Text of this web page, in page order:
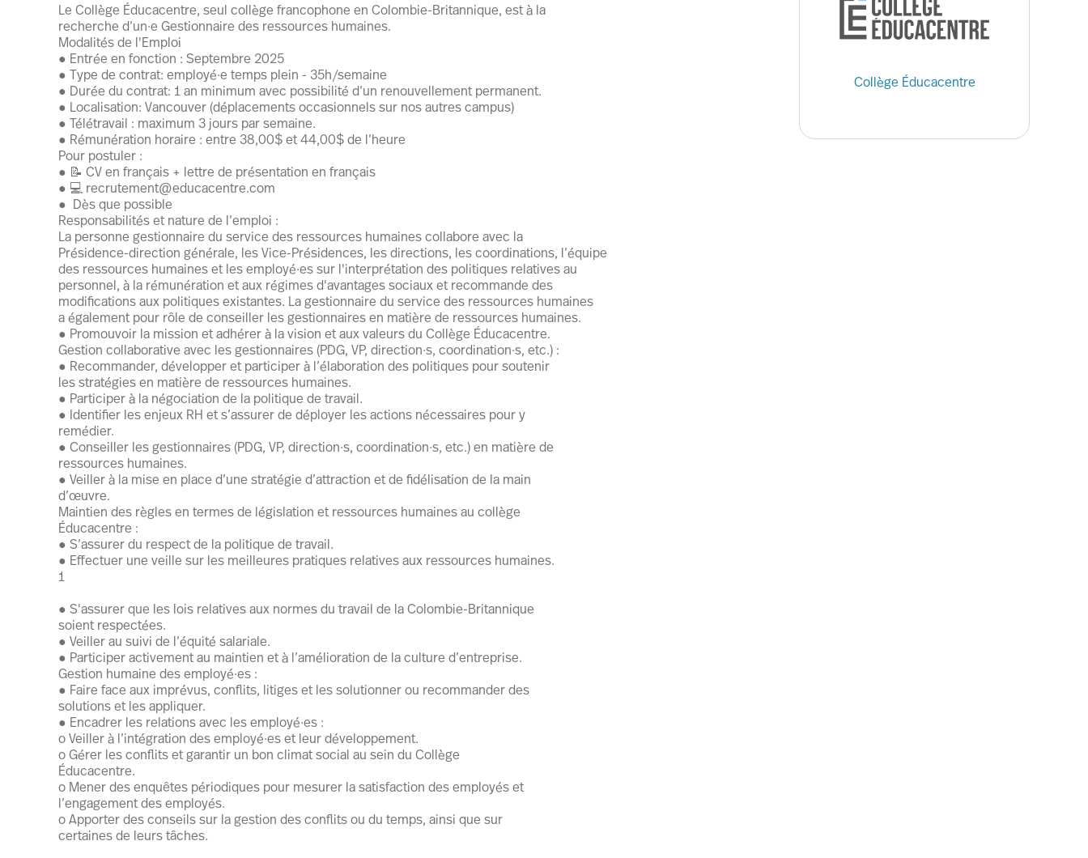
Le Collège Éducacentre, seul collège francophone en Colombie-Britannique, est à la
recherche d’un·e Gestionnaire des ressources humaines.
Modalités de l'Emploi
● Entrée en fonction : Septembre 2025
● Type de contrat: employé·e temps plein - 35h/semaine
● Durée du contrat: 1 an minimum avec possibilité d’un renouvellement permanent.
● Localisation: Vancouver (déplacements occasionnels sur nos autres campus)
● Télétravail : maximum 3 jours par semaine.
● Rémunération horaire : entre 38,00$ et 44,00$ de l’heure
Pour postuler :
● 📝 CV en français + lettre de présentation en français
● 💻 recrutement@educacentre.com
● ️ Dès que possible
Responsabilités et nature de l’emploi :
La personne gestionnaire du service des ressources humaines collabore avec la
Présidence-direction générale, les Vice-Présidences, les directions, les coordinations, l’équipe
des ressources humaines et les employé·es sur l'interprétation des politiques relatives au
personnel, à la rémunération et aux régimes d'avantages sociaux et recommande des
modifications aux politiques existantes. La gestionnaire du service des ressources humaines
a également pour rôle de conseiller les gestionnaires en matière de ressources humaines.
● Promouvoir la mission et adhérer à la vision et aux valeurs du Collège Éducacentre.
Gestion collaborative avec les gestionnaires (PDG, VP, direction·s, coordination·s, etc.) :
● Recommander, développer et participer à l’élaboration des politiques pour soutenir
les stratégies en matière de ressources humaines.
● Participer à la négociation de la politique de travail.
● Identifier les enjeux RH et s’assurer de déployer les actions nécessaires pour y
remédier.
● Conseiller les gestionnaires (PDG, VP, direction·s, coordination·s, etc.) en matière de
ressources humaines.
● Veiller à la mise en place d’une stratégie d’attraction et de fidélisation de la main
d’œuvre.
Maintien des règles en termes de législation et ressources humaines au collège
Éducacentre :
● S’assurer du respect de la politique de travail.
● Effectuer une veille sur les meilleures pratiques relatives aux ressources humaines.
1
● S'assurer que les lois relatives aux normes du travail de la Colombie-Britannique
soient respectées.
● Veiller au suivi de l’équité salariale.
● Participer activement au maintien et à l’amélioration de la culture d’entreprise.
Gestion humaine des employé·es :
● Faire face aux imprévus, conflits, litiges et les solutionner ou recommander des
solutions et les appliquer.
● Encadrer les relations avec les employé·es :
o Veiller à l’intégration des employé·es et leur développement.
o Gérer les conflits et garantir un bon climat social au sein du Collège
Éducacentre.
o Mener des enquêtes périodiques pour mesurer la satisfaction des employés et
l’engagement des employés.
o Apporter des conseils sur la gestion des conflits ou du temps, ainsi que sur
certaines de leurs tâches.
Collège Éducacentre